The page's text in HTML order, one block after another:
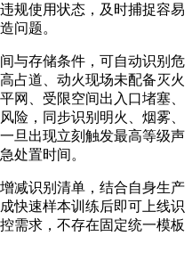
规使用状态，及时捕捉容易
问题。
与存储条件，可自动识别危
占道、动火现场未配备灭火
网、受限空间出入口堵塞、
险，同步识别明火、烟雾、
旦出现立刻触发最高等级声
处置时间。
减识别清单，结合自身生产
快速样本训练后即可上线识
需求，不存在固定统一模板